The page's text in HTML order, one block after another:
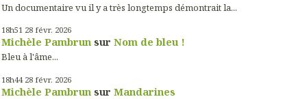
Un documentaire vu il y a très longtemps démontrait la...
18h51 28 févr. 2026
Michèle Pambrun sur Nom de bleu !
Bleu à l'âme...
18h44 28 févr. 2026
Michèle Pambrun sur Mandarines